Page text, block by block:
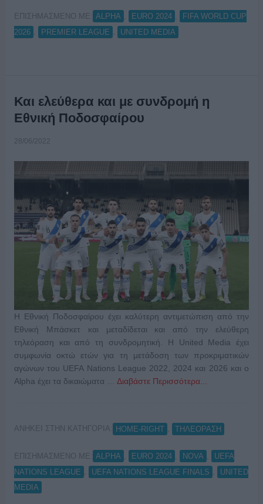
ΕΠΙΣΗΜΑΣΜΕΝΟ ΜΕ: ALPHA EURO 2024
FIFA WORLD CUP
2026
PREMIER LEAGUE UNITED MEDIA
Και ελεύθερα και με συνδρομή η
Εθνική Ποδοσφαίρου
28/06/2022
Η Εθνική Ποδοσφαίρου έχει καλύτερη αντιμετώπιση από την
Εθνική Μπάσκετ και μεταδίδεται και από την ελεύθερη
τηλεόραση και από τη συνδρομητική. Η United Media έχει
συμφωνία οκτώ ετών για τη μετάδοση των προκριματικών
αγώνων του UEFA Nations League 2022, 2024 και 2026 και ο
Alpha έχει τα δικαιώματα … Διαβάστε Περισσότερα...
ΑΝΗΚΕΙ ΣΤΗΝ ΚΑΤΗΓΟΡΙΑ: HOME-RIGHT ΤΗΛΕΟΡΑΣΗ
ΕΠΙΣΗΜΑΣΜΕΝΟ ΜΕ: ALPHA EURO 2024 NOVA
UEFA
NATIONS LEAGUE
UEFA NATIONS LEAGUE FINALS
UNITED
MEDIA